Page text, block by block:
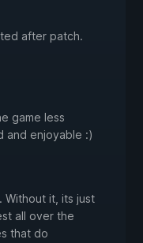
after patch.
game less
and enjoyable :)
Without it, its just
all over the
that do